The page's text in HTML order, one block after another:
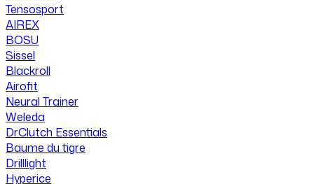
Tensosport
AIREX
BOSU
Sissel
Blackroll
Airofit
Neural Trainer
Weleda
DrClutch Essentials
Baume du tigre
Drilllight
Hyperice